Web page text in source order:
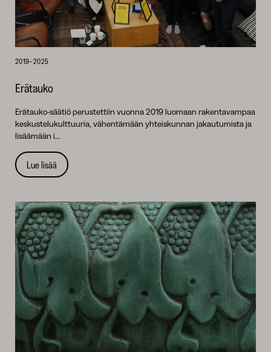
2019–2025
Erätauko
Erätauko-säätiö perustettiin vuonna 2019 luomaan rakentavampaa
keskustelukulttuuria, vähentämään yhteiskunnan jakautumista ja
lisäämään i...
Lue lisää